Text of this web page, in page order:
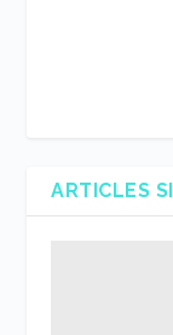
ARTICLES